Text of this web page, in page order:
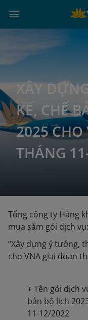
XÂY
KẾ, CHẾ
2025
THÁNG
Tổng công ty Hàng
mua sắm gói dịch vụ:
“Xây dựng ý tưởng,
cho VNA giai đoạn
+ Tên gói dịch
bản bộ lịch
11-12/2022